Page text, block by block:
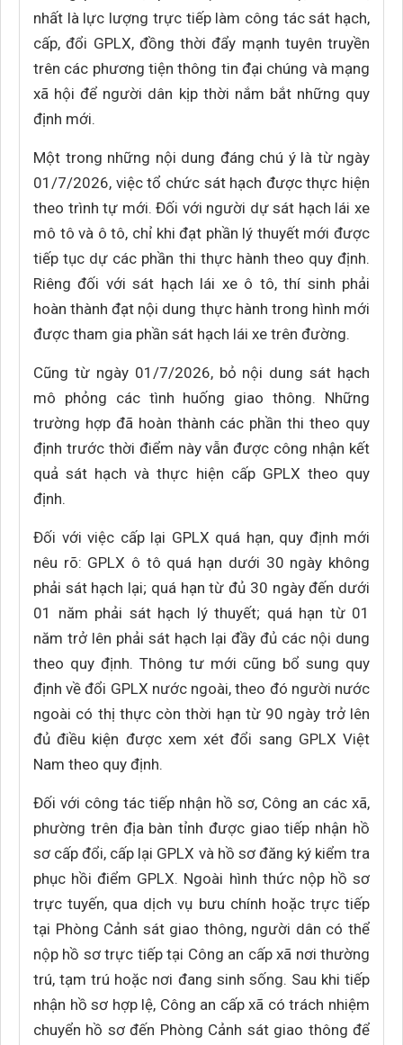
nhất là lực lượng trực tiếp làm công tác sát hạch,
cấp, đổi GPLX, đồng thời đẩy mạnh tuyên truyền
trên các phương tiện thông tin đại chúng và mạng
xã hội để người dân kịp thời nắm bắt những quy
định mới.
Một trong những nội dung đáng chú ý là từ ngày
01/7/2026, việc tổ chức sát hạch được thực hiện
theo trình tự mới. Đối với người dự sát hạch lái xe
mô tô và ô tô, chỉ khi đạt phần lý thuyết mới được
tiếp tục dự các phần thi thực hành theo quy định.
Riêng đối với sát hạch lái xe ô tô, thí sinh phải
hoàn thành đạt nội dung thực hành trong hình mới
được tham gia phần sát hạch lái xe trên đường.
Cũng từ ngày 01/7/2026, bỏ nội dung sát hạch
mô phỏng các tình huống giao thông. Những
trường hợp đã hoàn thành các phần thi theo quy
định trước thời điểm này vẫn được công nhận kết
quả sát hạch và thực hiện cấp GPLX theo quy
định.
Đối với việc cấp lại GPLX quá hạn, quy định mới
nêu rõ: GPLX ô tô quá hạn dưới 30 ngày không
phải sát hạch lại; quá hạn từ đủ 30 ngày đến dưới
01 năm phải sát hạch lý thuyết; quá hạn từ 01
năm trở lên phải sát hạch lại đầy đủ các nội dung
theo quy định. Thông tư mới cũng bổ sung quy
định về đổi GPLX nước ngoài, theo đó người nước
ngoài có thị thực còn thời hạn từ 90 ngày trở lên
đủ điều kiện được xem xét đổi sang GPLX Việt
Nam theo quy định.
Đối với công tác tiếp nhận hồ sơ, Công an các xã,
phường trên địa bàn tỉnh được giao tiếp nhận hồ
sơ cấp đổi, cấp lại GPLX và hồ sơ đăng ký kiểm tra
phục hồi điểm GPLX. Ngoài hình thức nộp hồ sơ
trực tuyến, qua dịch vụ bưu chính hoặc trực tiếp
tại Phòng Cảnh sát giao thông, người dân có thể
nộp hồ sơ trực tiếp tại Công an cấp xã nơi thường
trú, tạm trú hoặc nơi đang sinh sống. Sau khi tiếp
nhận hồ sơ hợp lệ, Công an cấp xã có trách nhiệm
chuyển hồ sơ đến Phòng Cảnh sát giao thông để